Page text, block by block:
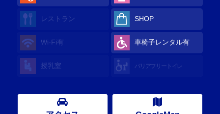
レストラン SHOP
Wi-Fi有 車椅子レンタル有
授乳室 バリアフリートイレ